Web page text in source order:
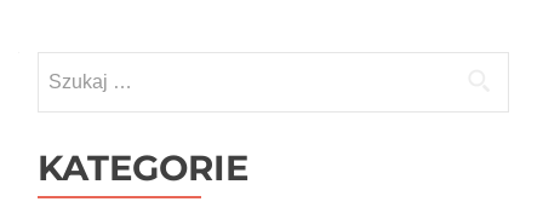
KATEGORIE